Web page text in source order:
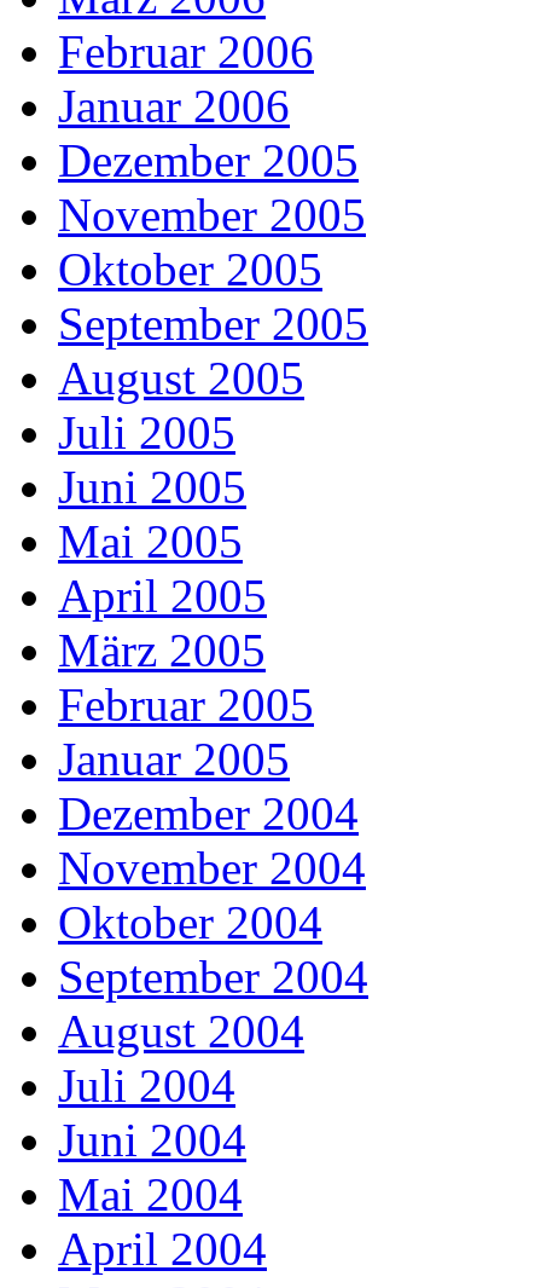
Februar 2006
Januar 2006
Dezember 2005
November 2005
Oktober 2005
September 2005
August 2005
Juli 2005
Juni 2005
Mai 2005
April 2005
März 2005
Februar 2005
Januar 2005
Dezember 2004
November 2004
Oktober 2004
September 2004
August 2004
Juli 2004
Juni 2004
Mai 2004
April 2004